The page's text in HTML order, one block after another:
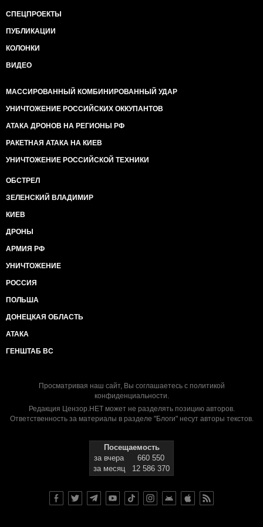
СПЕЦПРОЕКТЫ
ПУБЛИКАЦИИ
КОЛОНКИ
ВИДЕО
МАССИРОВАННЫЙ КОМБИНИРОВАННЫЙ УДАР
УНИЧТОЖЕНИЕ РОССИЙСКИХ ОККУПАНТОВ
АТАКА ДРОНОВ НА РЕГИОНЫ РФ
РАКЕТНАЯ АТАКА НА КИЕВ
УНИЧТОЖЕНИЕ РОССИЙСКОЙ ТЕХНИКИ
ОБСТРЕЛ
ЗЕЛЕНСКИЙ ВЛАДИМИР
КИЕВ
ДРОНЫ
АРМИЯ РФ
УНИЧТОЖЕНИЕ
РОССИЯ
ПОЛЬША
ДОНЕЦКАЯ ОБЛАСТЬ
АТАКА
ГЕНШТАБ ВС
Просматривая наш сайт, Вы соглашаетесь с политикой
конфиденциальности.
Редакция Цензор.НЕТ может не разделять позицию авторов.
Ответственность за материалы в разделе "Блоги" несут авторы текстов.
Посещаемость
за вчера
660 550
за месяц
12 586 370